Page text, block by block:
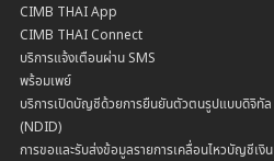
CIMB THAI App
CIMB THAI Connect
บริการแจ้งเตือนผ่าน SMS
พร้อมเพย์
บริการเปิดบัญชีด้วยการยืนยันตัวตนรูปแบบดิจิทัล
(NDID)
การขอและรับส่งข้อมูลรายการเคลื่อนไหวบัญชีเงิน